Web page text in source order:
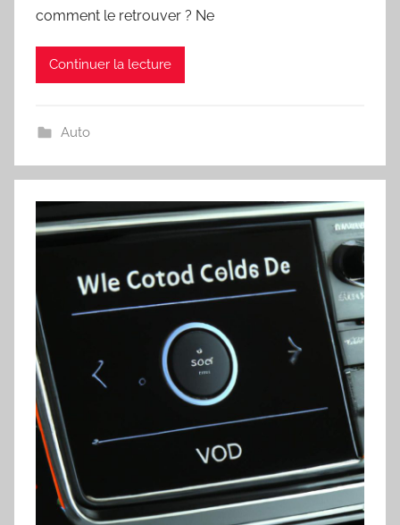
comment le retrouver ? Ne
Continuer la lecture
Auto